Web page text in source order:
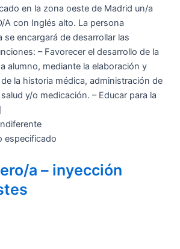
en la zona oeste de Madrid un/a
A con Inglés alto. La persona
se encargará de desarrollar las
– Favorecer el desarrollo de la
alumno, mediante la elaboración y
la historia médica, administración de
y/o medicación. – Educar para la
especificado
a – inyección